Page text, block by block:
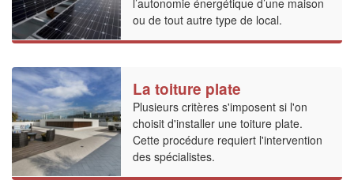
l’autonomie énergétique d’une maison
ou de tout autre type de local.
La toiture plate
Plusieurs critères s'imposent si l'on
choisit d'installer une toiture plate.
Cette procédure requiert l'intervention
des spécialistes.